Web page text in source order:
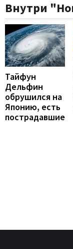
Внутри
Тайфун
Дельфин
обрушился на
Японию, есть
пострадавшие